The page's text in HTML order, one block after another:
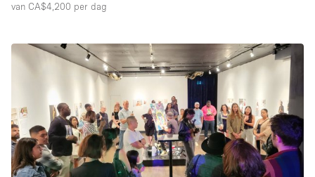
van CA$4,200 per dag